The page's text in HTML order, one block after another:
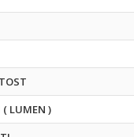
( LUMEN )